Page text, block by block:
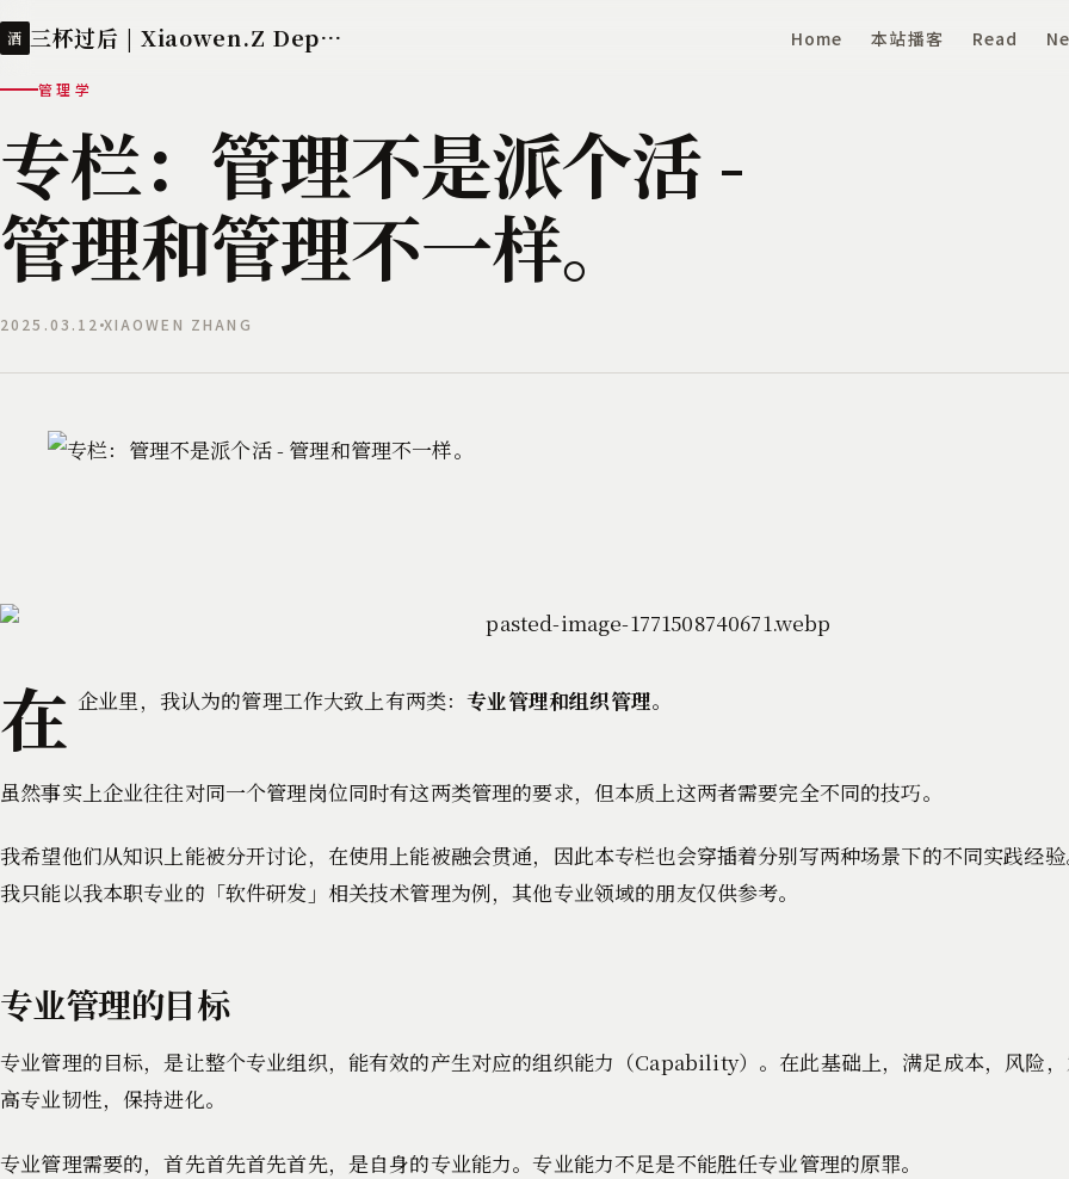
酒 三杯过后 | Xiaowen.Z Deployed Home 本站播客 Read
管理学
专栏：管理不是派个活 -
管理和管理不一样。
2025.03.12 XIAOWEN ZHANG
在 企业里，我认为的管理工作大致上有两类：专业管理和组织管理。
虽然事实上企业往往对同一个管理岗位同时有这两类管理的要求，但本质上这两者需要完全不同的技巧。
我希望他们从知识上能被分开讨论，在使用上能被融会贯通，因此本专栏也会穿插着分别写两种场景下的不同实践经验
我只能以我本职专业的「软件研发」相关技术管理为例，其他专业领域的朋友仅供参考。
专业管理的目标
专业管理的目标，是让整个专业组织，能有效的产生对应的组织能力（Capability）。在此基础上，满足成本，风险
高专业韧性，保持进化。
专业管理需要的，首先首先首先首先，是自身的专业能力。专业能力不足是不能胜任专业管理的原罪。